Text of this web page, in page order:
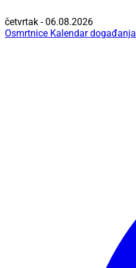
četvrtak - 06.08.2026
Osmrtnice Kalendar događanja